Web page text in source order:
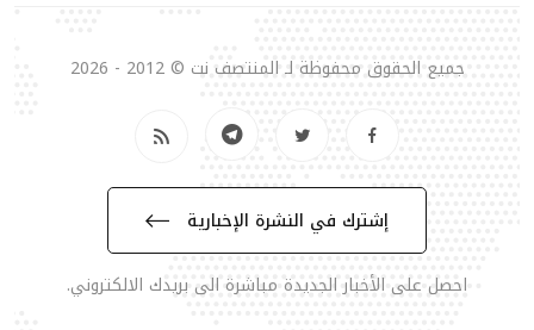
جميع الحقوق محفوظة لـ المنتصف نت © 2012 - 2026
إشترك في النشرة الإخبارية
احصل على الأخبار الجديدة مباشرة الى بريدك الالكتروني.